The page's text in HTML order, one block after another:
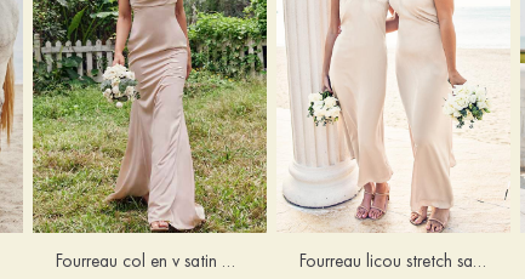
Fourreau col en v satin extensible ras du sol robe de demoiselle d'honneur Fourreau licou stretch satin longueur cheville robe de demoiselle d'honneur